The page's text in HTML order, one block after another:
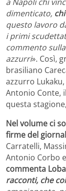
dimenticato,
questo lavoro
i primi
commento
azzurri». Così,
brasiliano
azzurro
Antonio Conte,
questa
Nel volume ci
firme del
Carratelli,
Antonio Corbo
commenta
racconti, che